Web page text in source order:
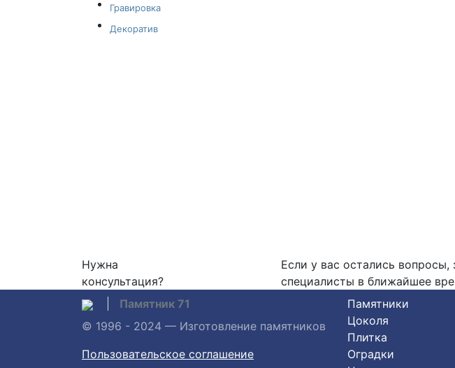
Гравировка
Декоратив
Нужна
консультация?
Если у вас остались
специалисты в ближайшее
Памятник 71
© 1996 - 2024 — Изготовление памятников
Пользовательское соглашение
Памятники
Цоколя
Плитка
Оградки